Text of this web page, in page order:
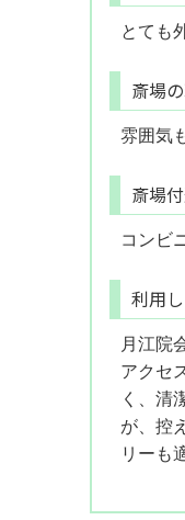
とても
斎場
雰囲気
斎場
コンビ
利用
月江院
アクセ
く、清
が、控
リーも